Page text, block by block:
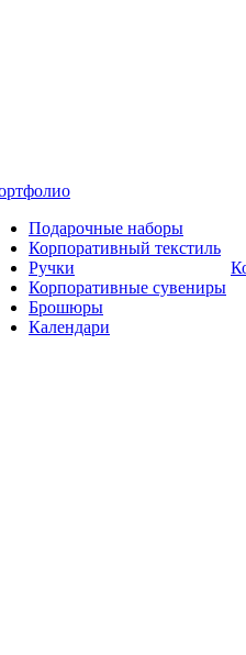
Подарочные наборы
Корпоративный текстиль
Ручки
Корпоративные сувениры
Брошюры
Календари